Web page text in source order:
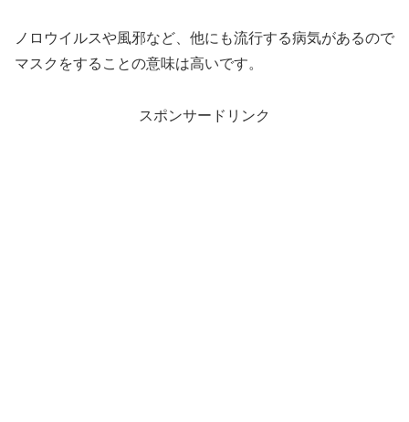
ノロウイルスや風邪など、他にも流行する病気があるので
マスクをすることの意味は高いです。
スポンサードリンク